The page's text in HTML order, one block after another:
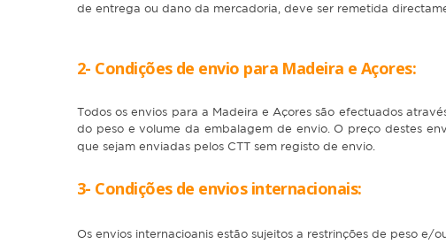
de entrega ou dano da mercadoria, deve ser remetida
2- Condições de envio para Madeira e Açores:
Todos os envios para a Madeira e Açores são efectuados
do peso e volume da embalagem de envio. O preço destes
que sejam enviadas pelos CTT sem registo de envio.
3- Condições de envios internacionais:
Os envios internacioanis estão sujeitos a restrinções de peso